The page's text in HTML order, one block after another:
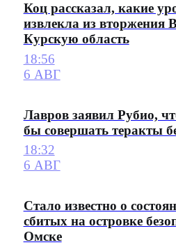
Коц рассказал, какие
извлекла из вторжения
Курскую область
18:56
6 АВГ
Лавров заявил Рубио,
бы совершать теракты
18:32
6 АВГ
Стало известно о
сбитых на островке
Омске